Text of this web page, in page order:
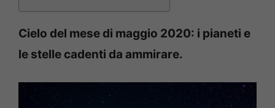
Cielo del mese di maggio 2020: i pianeti e
le stelle cadenti da ammirare.